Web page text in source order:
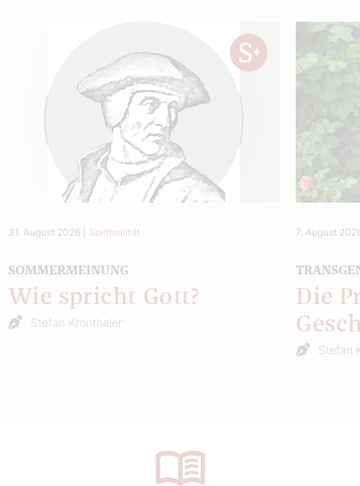
31. August 2026 Spiritualität
SOMMERMEINUNG
Wie spricht Gott?
Stefan Kronthaler
7. August
Die
Stefan